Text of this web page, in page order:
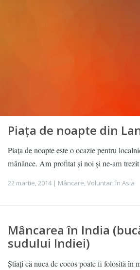
Piața de noapte din
Piața de noapte este o ocazie pentru
mănânce. Am profitat și noi și ne-am
22 martie, 2014 | Mâncare,Voluntari în Asia
Mâncarea în India
sudului Indiei)
Știați că nuca de cocos poate fi folosită în